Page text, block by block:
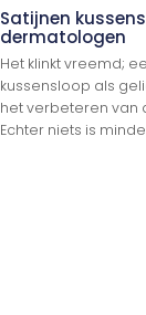
Satijnen
dermatologen
Het klinkt vreemd;
kussensloop als
het verbeteren van
Echter niets is